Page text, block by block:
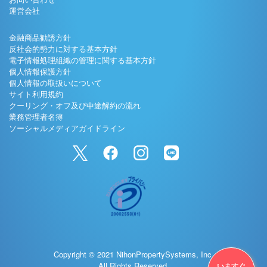
運営会社
金融商品勧誘方針
反社会的勢力に対する基本方針
電子情報処理組織の管理に関する基本方針
個人情報保護方針
個人情報の取扱いについて
サイト利用規約
クーリング・オフ及び中途解約の流れ
業務管理者名簿
ソーシャルメディアガイドライン
Copyright © 2021 NihonPropertySystems, Inc.